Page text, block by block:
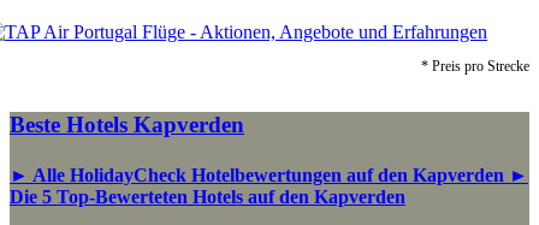
* Preis pro Strecke
Beste Hotels Kapverden
► Alle HolidayCheck Hotelbewertungen auf den Kapverden ►
Die 5 Top-Bewerteten Hotels auf den Kapverden